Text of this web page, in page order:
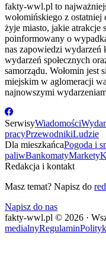
fakty-wwl.pl to
wołomińskiego z
żyje miasto, jakie atrakcje
poinformowany o
nas zapowiedzi wydarzeń
wydarzeń społecznych
samorządu. Wołomin jest
miejskim w aglomeracji
najnowszymi
SerwisyWiadomości
pracyPrzewodnikiLudzie
Dla mieszkańcaPogoda i
paliwBankomatyMarkety
Redakcja i kontakt
Masz temat? Napisz do
Napisz do nas
fakty-wwl.pl © 2026 ·
medialnyRegulamin